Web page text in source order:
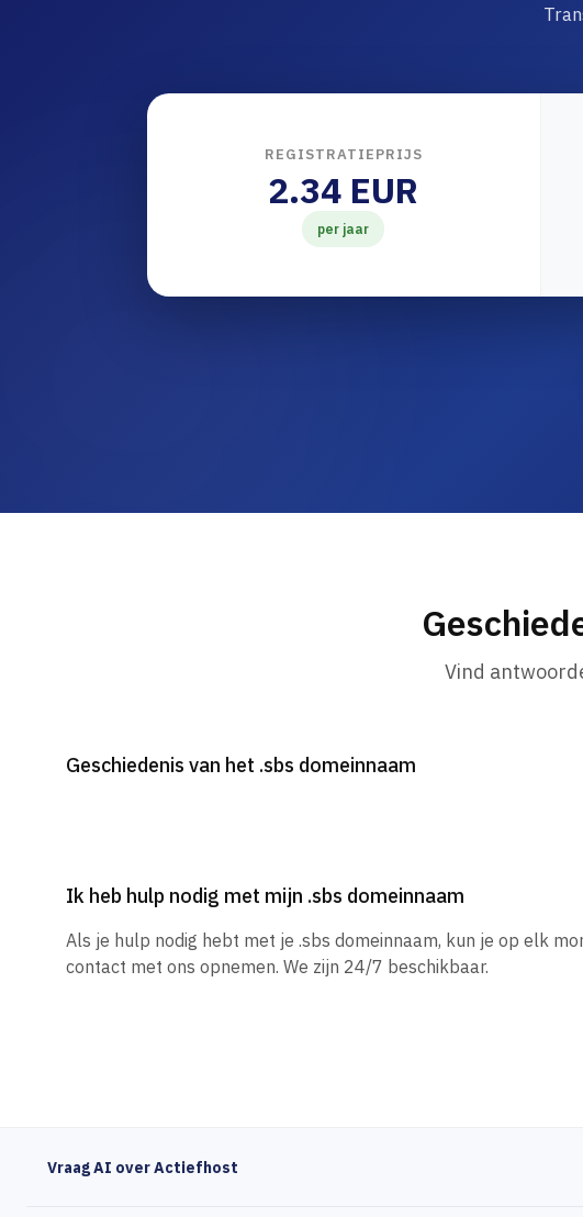
REGISTRATIEPRIJS
2.34 EUR
per jaar
Vind
Geschiedenis van het .sbs domeinnaam
Ik heb hulp nodig met mijn .sbs domeinnaam
Als je hulp nodig hebt met je .sbs domeinnaam, kun je op elk
contact met ons opnemen. We zijn 24/7 beschikbaar.
Vraag AI over Actiefhost